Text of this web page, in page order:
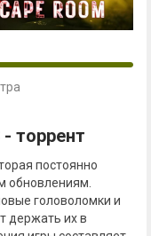
торрент
постоянно
обновлениям.
головоломки и
держать их в